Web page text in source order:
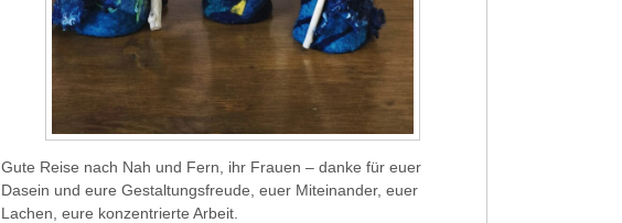
Gute Reise nach Nah und Fern, ihr Frauen – danke für euer
Dasein und eure Gestaltungsfreude, euer Miteinander, euer
Lachen, eure konzentrierte Arbeit.